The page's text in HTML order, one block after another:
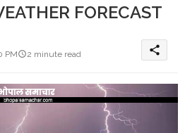
FORECAST
PM
2 minute read share